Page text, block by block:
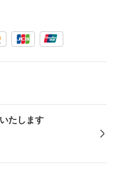
たします